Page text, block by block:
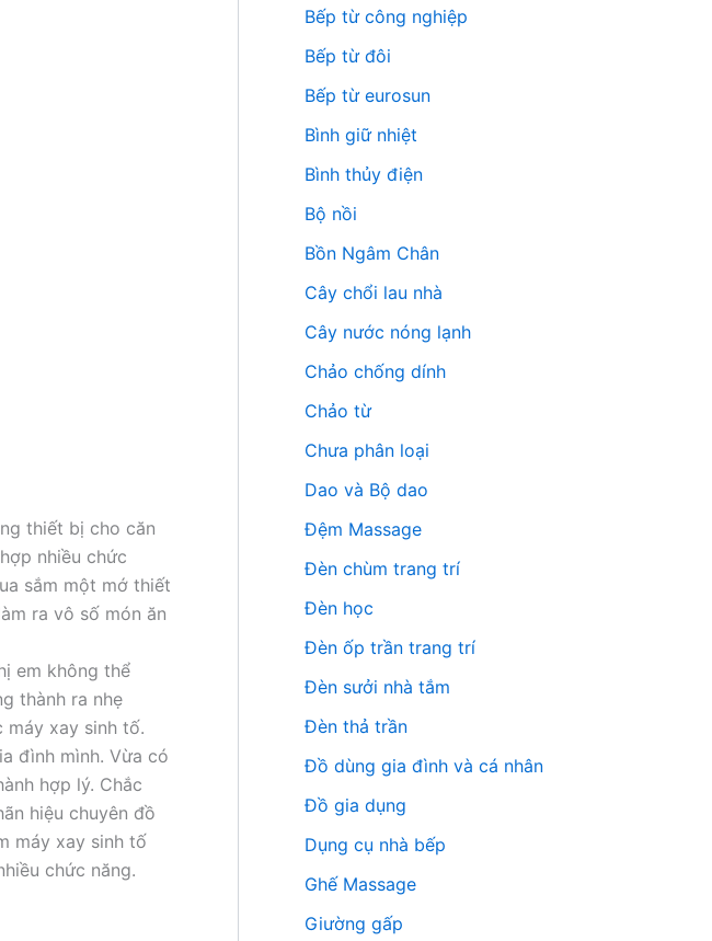
thiết bị cho căn
nhiều chức
sắm một mớ thiết
ra vô số món ăn
em không thể
thành ra nhẹ
máy xay sinh tố.
đình mình. Vừa có
hợp lý. Chắc
hiệu chuyên đồ
máy xay sinh tố
chức năng.
Bếp từ công nghiệp
Bếp từ đôi
Bếp từ eurosun
Bình giữ nhiệt
Bình thủy điện
Bộ nồi
Bồn Ngâm Chân
Cây chổi lau nhà
Cây nước nóng lạnh
Chảo chống dính
Chảo từ
Chưa phân loại
Dao và Bộ dao
Đệm Massage
Đèn chùm trang trí
Đèn học
Đèn ốp trần trang trí
Đèn sưởi nhà tắm
Đèn thả trần
Đồ dùng gia đình và cá nhân
Đồ gia dụng
Dụng cụ nhà bếp
Ghế Massage
Giường gấp